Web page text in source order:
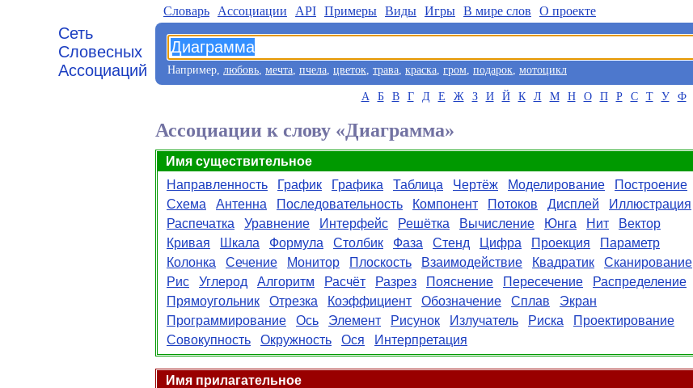
Сеть
Словесных
Ассоциаций
Словарь Aссоциации API Примеры Виды Игры В мире слов О проекте
Например, любовь, мечта, пчела, цветок, трава, краска, гром, подарок, мотоцикл
А Б В Г Д Е Ж З И Й К Л М Н О П Р С Т У Ф
Ассоциации к слову «Диаграмма»
Имя существительное
Направленность
График Графика Таблица Чертёж Моделирование
Построение
Схема
Антенна Последовательность Компонент Потоков Дисплей
Иллюстрация
Распечатка
Уравнение Интерфейс Решётка Вычисление Юнга Нит
Вектор
Кривая
Шкала Формула Столбик Фаза Стенд Цифра Проекция
Параметр
Колонка
Сечение Монитор Плоскость Взаимодействие Квадратик
Сканирование
Рис
Углерод Алгоритм Расчёт Разрез Пояснение Пересечение
Распределение
Прямоугольник
Отрезка Коэффициент Обозначение Сплав
Экран
Программирование
Ось Элемент Рисунок Излучатель Риска
Проектирование
Совокупность
Окружность Ося Интерпретация
Имя прилагательное